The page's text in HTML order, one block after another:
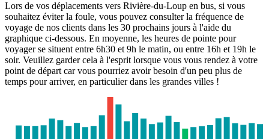
Lors de vos déplacements vers Rivière-du-Loup en bus, si vous
souhaitez éviter la foule, vous pouvez consulter la fréquence de
voyage de nos clients dans les 30 prochains jours à l'aide du
graphique ci-dessous. En moyenne, les heures de pointe pour
voyager se situent entre 6h30 et 9h le matin, ou entre 16h et 19h le
soir. Veuillez garder cela à l'esprit lorsque vous vous rendez à votre
point de départ car vous pourriez avoir besoin d'un peu plus de
temps pour arriver, en particulier dans les grandes villes !